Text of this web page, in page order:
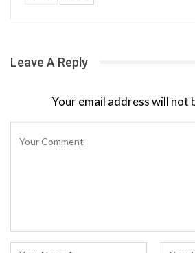
Leave A Reply
Your email address will not